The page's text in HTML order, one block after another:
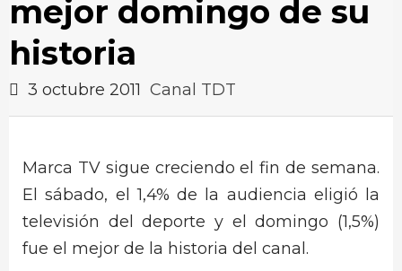
mejor domingo de su
historia
3 octubre 2011 Canal TDT
Marca TV sigue creciendo el fin de semana.
El sábado, el 1,4% de la audiencia eligió la
televisión del deporte y el domingo (1,5%)
fue el mejor de la historia del canal.